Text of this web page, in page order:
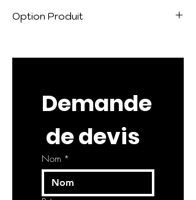
Option Produit
Demande
de devis
Nom *